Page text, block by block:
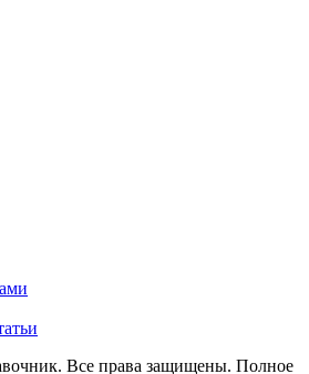
Все права защищены. Полное